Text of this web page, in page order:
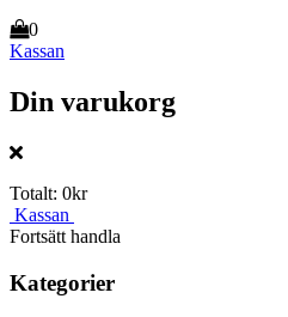
0
Kassan
Din varukorg
Totalt: 0kr
Kassan
Fortsätt handla
Kategorier